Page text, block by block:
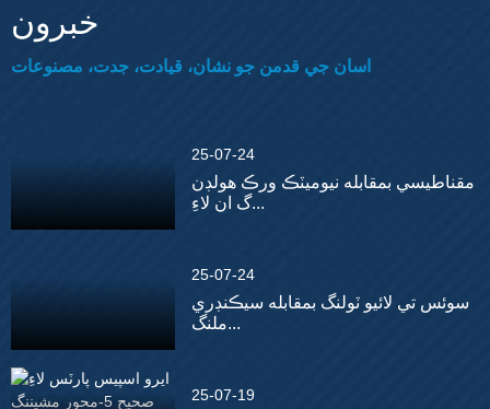
خبرون
اسان جي قدمن جو نشان، قيادت، جدت، مصنوعات
25-07-24
مقناطيسي بمقابله نيوميٽڪ ورڪ هولڊن
گ ان لاءِ...
25-07-24
سوئس تي لائيو ٽولنگ بمقابله سيڪنڊري
ملنگ...
25-07-19